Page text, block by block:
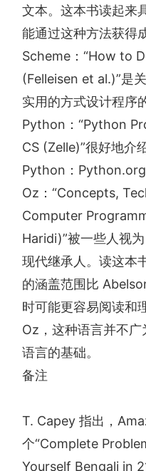
文本。这本书读起来
能通过这种方法获得
Scheme：“How to
(Felleisen et al.)”是
实用的方式设计程序
Python：“Python
CS (Zelle)”很好地介
Python：Python.org
Oz：“Concepts,
Computer
Haridi)”被一些人视
现代继承人。读这本
的涵盖范围比
时可能更容易阅读和
Oz，这种语言并不
语言的基础。
备注
T. Capey 指出，
个“Complete
Yourself Bengali in